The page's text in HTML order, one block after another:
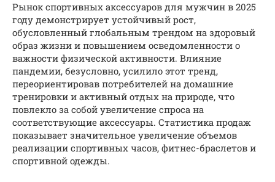
Рынок спортивных аксессуаров для мужчин в 2025
году демонстрирует устойчивый рост,
обусловленный глобальным трендом на здоровый
образ жизни и повышением осведомленности о
важности физической активности. Влияние
пандемии, безусловно, усилило этот тренд,
переориентировав потребителей на домашние
тренировки и активный отдых на природе, что
повлекло за собой увеличение спроса на
соответствующие аксессуары. Статистика продаж
показывает значительное увеличение объемов
реализации спортивных часов, фитнес-браслетов и
спортивной одежды.